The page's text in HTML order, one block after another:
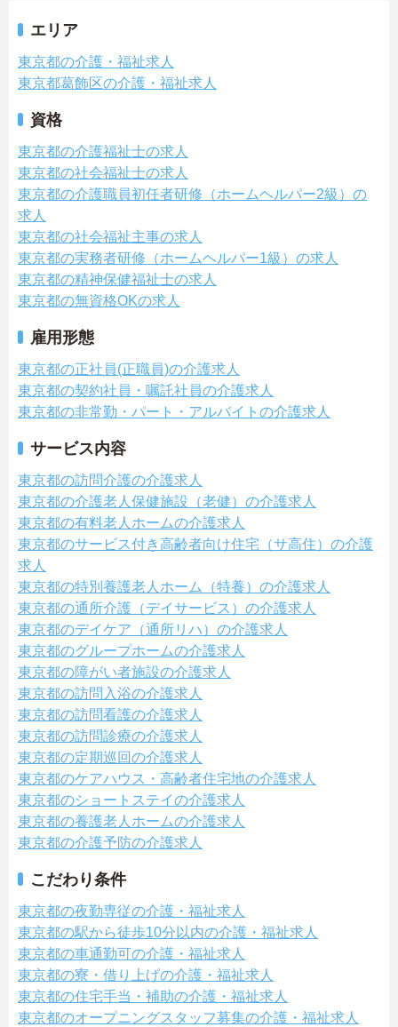
エリア
東京都の介護・福祉求人
東京都葛飾区の介護・福祉求人
資格
東京都の介護福祉士の求人
東京都の社会福祉士の求人
東京都の介護職員初任者研修（ホームヘルパー2級）の
求人
東京都の社会福祉主事の求人
東京都の実務者研修（ホームヘルパー1級）の求人
東京都の精神保健福祉士の求人
東京都の無資格OKの求人
雇用形態
東京都の正社員(正職員)の介護求人
東京都の契約社員・嘱託社員の介護求人
東京都の非常勤・パート・アルバイトの介護求人
サービス内容
東京都の訪問介護の介護求人
東京都の介護老人保健施設（老健）の介護求人
東京都の有料老人ホームの介護求人
東京都のサービス付き高齢者向け住宅（サ高住）の介護
求人
東京都の特別養護老人ホーム（特養）の介護求人
東京都の通所介護（デイサービス）の介護求人
東京都のデイケア（通所リハ）の介護求人
東京都のグループホームの介護求人
東京都の障がい者施設の介護求人
東京都の訪問入浴の介護求人
東京都の訪問看護の介護求人
東京都の訪問診療の介護求人
東京都の定期巡回の介護求人
東京都のケアハウス・高齢者住宅地の介護求人
東京都のショートステイの介護求人
東京都の養護老人ホームの介護求人
東京都の介護予防の介護求人
こだわり条件
東京都の夜勤専従の介護・福祉求人
東京都の駅から徒歩10分以内の介護・福祉求人
東京都の車通勤可の介護・福祉求人
東京都の寮・借り上げの介護・福祉求人
東京都の住宅手当・補助の介護・福祉求人
東京都のオープニングスタッフ募集の介護・福祉求人